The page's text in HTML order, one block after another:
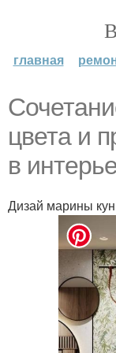
главная
цвета и
в
Дизай марины